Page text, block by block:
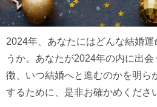
2024年、あなたにはどんな結婚運
うか。あなたが2024年の内に出
徴、いつ結婚へと進むのかを明ら
するために、是非お確かめくださ